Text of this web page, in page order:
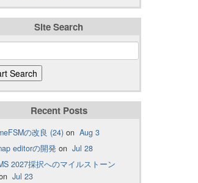
Site Search
Recent Posts
の改良 (24) on Aug 3
editorの開発 on Jul 28
2027採択へのマイルストーン
Jul 23